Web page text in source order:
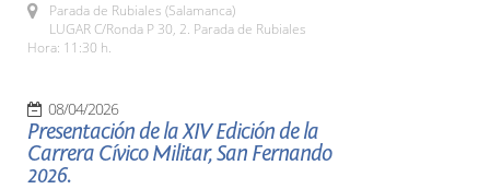
Parada de Rubiales (Salamanca)
LUGAR C/Ronda P 30, 2. Parada de Rubiales
Hora: 11:30 h.
08/04/2026
Presentación de la XIV Edición de la
Carrera Cívico Militar, San Fernando
2026.